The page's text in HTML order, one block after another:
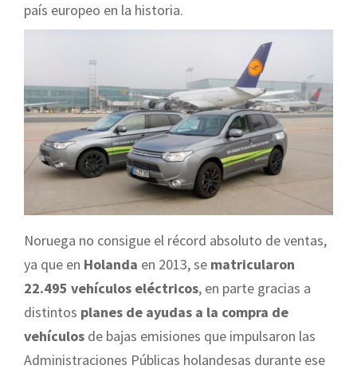
país europeo en la historia.
Noruega no consigue el récord absoluto de ventas,
ya que en Holanda en 2013, se matricularon
22.495 vehículos eléctricos, en parte gracias a
distintos planes de ayudas a la compra de
vehículos de bajas emisiones que impulsaron las
Administraciones Públicas holandesas durante ese